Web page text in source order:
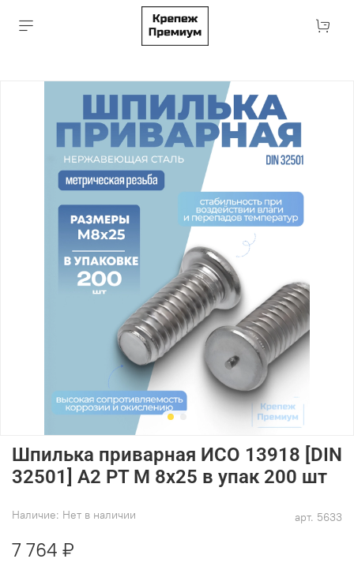
арт. 5633
Наличие: Нет в наличии
Шпилька приварная ИСО 13918 [DIN
32501] А2 PT M 8х25 в упак 200 шт
7 764 ₽